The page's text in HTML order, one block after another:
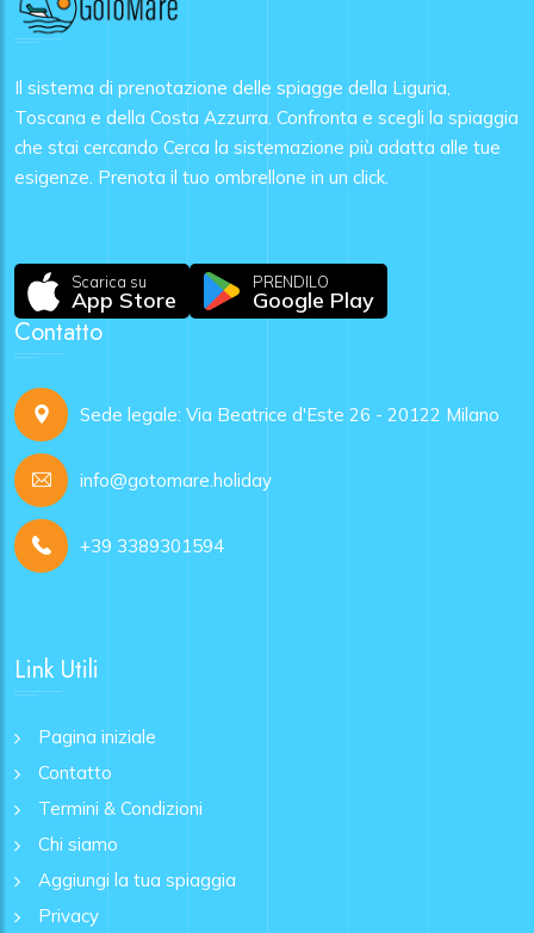
Il sistema di prenotazione delle spiagge della Liguria,
Toscana e della Costa Azzurra. Confronta e scegli la spiaggia
che stai cercando Cerca la sistemazione più adatta alle tue
esigenze. Prenota il tuo ombrellone in un click.
Scarica su
App Store
PRENDILO
Google Play
Contatto
Sede legale: Via Beatrice d'Este 26 - 20122 Milano
info@gotomare.holiday
+39 3389301594
Link Utili
Pagina iniziale
Contatto
Termini & Condizioni
Chi siamo
Aggiungi la tua spiaggia
Privacy